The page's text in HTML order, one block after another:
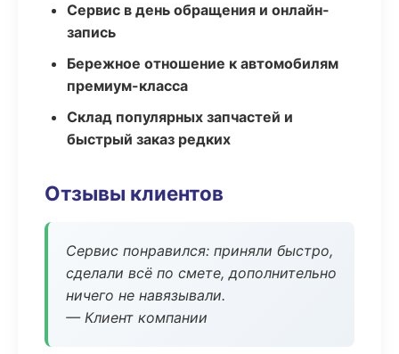
Сервис в день обращения и онлайн-
запись
Бережное отношение к автомобилям
премиум-класса
Склад популярных запчастей и
быстрый заказ редких
Отзывы клиентов
Сервис понравился: приняли быстро,
сделали всё по смете, дополнительно
ничего не навязывали.
— Клиент компании